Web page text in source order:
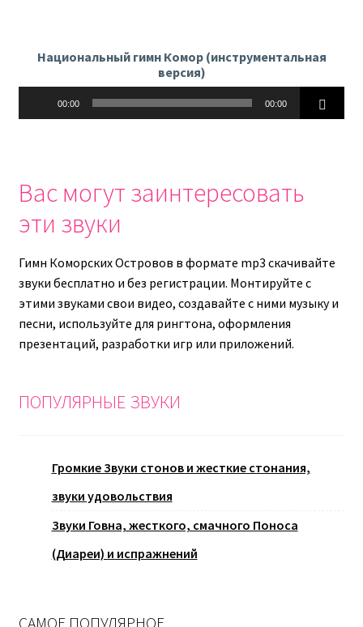
Национальный гимн Комор (инструментальная
версия)
00:00 00:00
Вас могут заинтересовать
эти звуки
Гимн Коморских Островов в формате mp3 скачивайте
звуки бесплатно и без регистрации. Монтируйте с
этими звуками свои видео, создавайте с ними музыку и
песни, используйте для рингтона, оформления
презентаций, разработки игр или приложений.
ПОПУЛЯРНЫЕ ЗВУКИ
Громкие Звуки стонов и жесткие стонания,
звуки удовольствия
Звуки Говна, жесткого, смачного Поноса
(Диареи) и испражнений
САМОЕ ПОПУЛЯРНОЕ